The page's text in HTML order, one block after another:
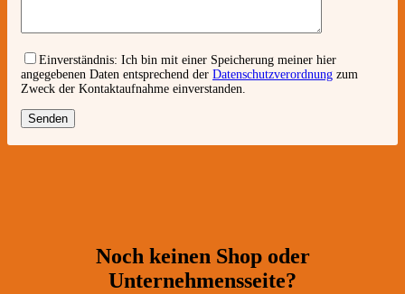
Einverständnis: Ich bin mit einer Speicherung meiner hier
angegebenen Daten entsprechend der Datenschutzverordnung zum
Zweck der Kontaktaufnahme einverstanden.
Noch keinen Shop oder
Unternehmensseite?